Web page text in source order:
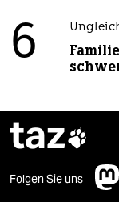
6
taz
Folgen Sie uns